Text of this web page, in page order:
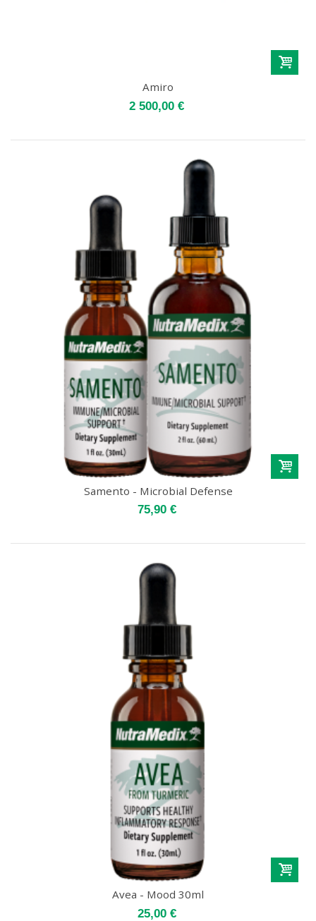
Amiro
2 500,00 €
Samento - Microbial Defense
75,90 €
Avea - Mood 30ml
25,00 €